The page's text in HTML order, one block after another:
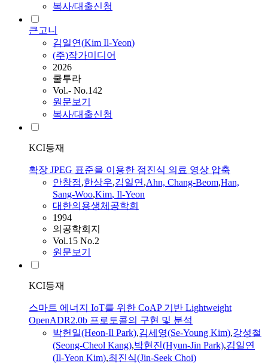
복사/대출신청
큰고니
김일연(Kim Il-Yeon)
(주)작가미디어
2026
쿨투라
Vol.- No.142
원문보기
복사/대출신청
KCI등재
확장 JPEG 표준을 이용한 점진식 의료 영상 압축
안창점,한상우,김일연,Ahn, Chang-Beom,Han,
Sang-Woo,Kim, Il-Yeon
대한의용생체공학회
1994
의공학회지
Vol.15 No.2
원문보기
KCI등재
스마트 에너지 IoT를 위한 CoAP 기반 Lightweight
OpenADR2.0b 프로토콜의 구현 및 분석
박헌일(Heon-Il Park),김세영(Se-Young Kim),강성철
(Seong-Cheol Kang),박현진(Hyun-Jin Park),김일연
(Il-Yeon Kim),최진식(Jin-Seek Choi)